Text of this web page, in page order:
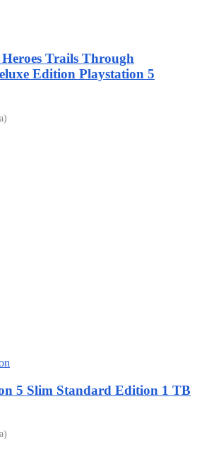
Trails Through
Edition Playstation 5
5 Slim Standard Edition 1 TB